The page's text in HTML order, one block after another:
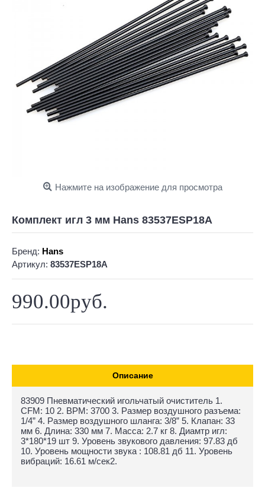
Нажмите на изображение для просмотра
Комплект игл 3 мм Hans 83537ESP18A
Бренд: Hans
Артикул: 83537ESP18A
990.00руб.
Описание
83909 Пневматический игольчатый очиститель 1.
CFM: 10 2. BPM: 3700 3. Размер воздушного разъема:
1/4” 4. Размер воздушного шланга: 3/8” 5. Клапан: 33
мм 6. Длина: 330 мм 7. Масса: 2.7 кг 8. Диамтр игл:
3*180*19 шт 9. Уровень звукового давления: 97.83 дб
10. Уровень мощности звука : 108.81 дб 11. Уровень
вибраций: 16.61 м/сек2.